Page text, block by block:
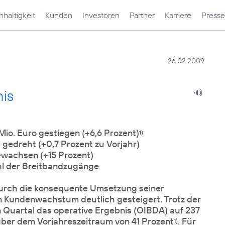
Kunden Investoren Partner Karriere Presse
26.02.2009
Euro gestiegen (+6,6 Prozent)1)
(+0,7 Prozent zu Vorjahr)
(+15 Prozent)
der Breitbandzugänge
die konsequente Umsetzung seiner
deutlich gesteigert. Trotz der
das operative Ergebnis (OIBDA) auf 237
dem Vorjahreszeitraum von 41 Prozent1). Für